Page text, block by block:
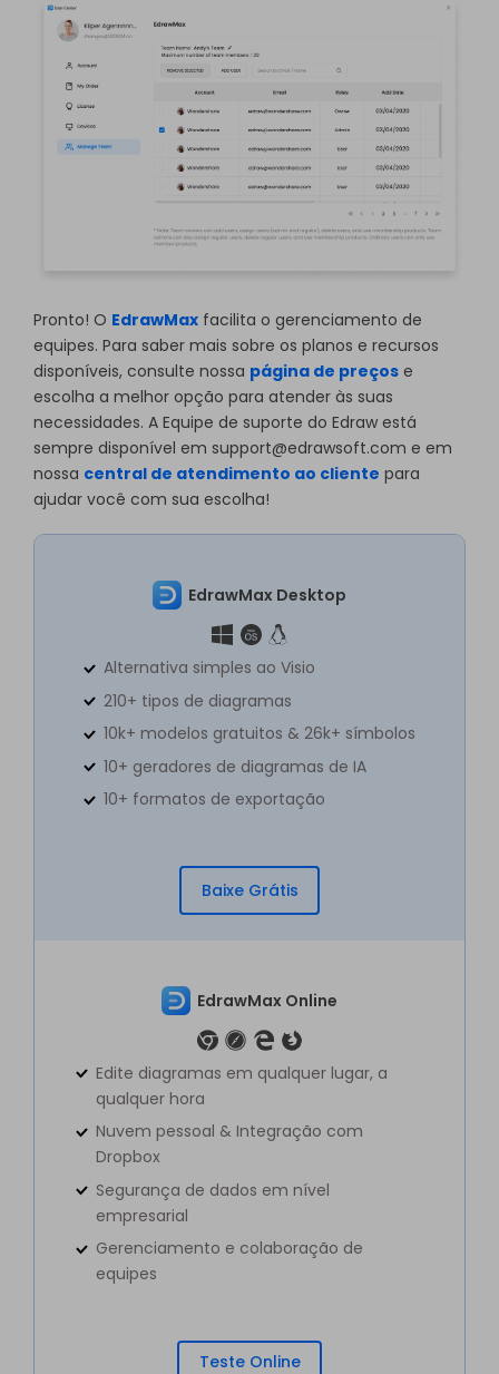
Pronto! O EdrawMax facilita o gerenciamento de
equipes. Para saber mais sobre os planos e recursos
disponíveis, consulte nossa página de preços e
escolha a melhor opção para atender às suas
necessidades. A Equipe de suporte do Edraw está
sempre disponível em support@edrawsoft.com e em
nossa central de atendimento ao cliente para
ajudar você com sua escolha!
EdrawMax Desktop
Alternativa simples ao Visio
210+ tipos de diagramas
10k+ modelos gratuitos & 26k+ símbolos
10+ geradores de diagramas de IA
10+ formatos de exportação
Baixe Grátis
EdrawMax Online
Edite diagramas em qualquer lugar, a
qualquer hora
Nuvem pessoal & Integração com
Dropbox
Segurança de dados em nível
empresarial
Gerenciamento e colaboração de
equipes
Teste Online